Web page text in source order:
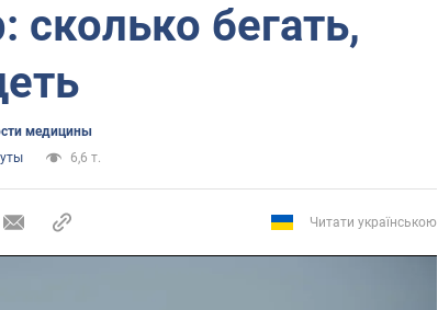
бегать,
медицины
6,6 т.
Читати українською